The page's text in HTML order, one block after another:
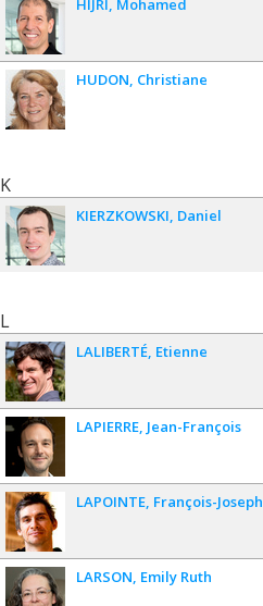
HIJRI Mohamed
HUDON Christiane
K
KIERZKOWSKI Daniel
L
LALIBERTÉ Etienne
LAPIERRE Jean-François
LAPOINTE François-Joseph
LARSON Emily Ruth